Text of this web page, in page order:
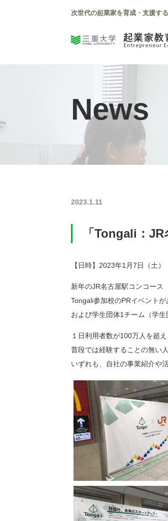
次世代の起業家を育成・支援す
News
2023.1.11
「Tongali：
【日時】2023年1月7日（土）
新年のJR名古屋駅コンコース
Tongali参加校のPRイベント
および学生団体1チーム（学生
１日利用者数が100万人を超
普段では経験することの無い
いずれも、自社の事業紹介や